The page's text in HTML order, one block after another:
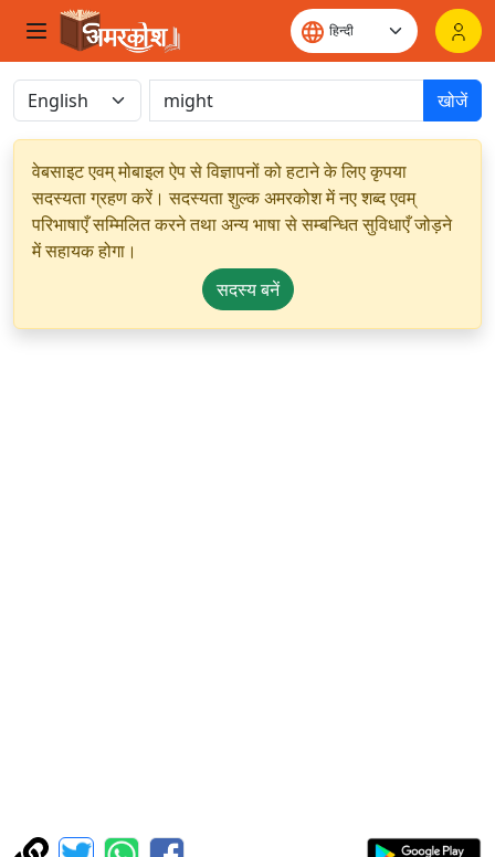
खोजें
वेबसाइट एवम् मोबाइल ऐप से विज्ञापनों को हटाने के लिए कृपया
सदस्यता ग्रहण करें। सदस्यता शुल्क अमरकोश में नए शब्द एवम्
परिभाषाएँ सम्मिलित करने तथा अन्य भाषा से सम्बन्धित सुविधाएँ जोड़ने
में सहायक होगा।
सदस्य बनें